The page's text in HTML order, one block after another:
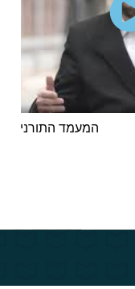
המעמד התורני